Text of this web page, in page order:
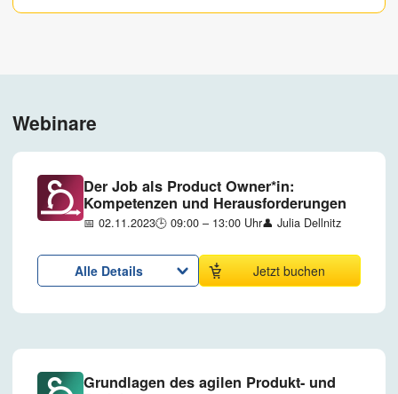
Webinare
Der Job als Product Owner*in:
Kompetenzen und Herausforderungen
📅 02.11.2023🕒 09:00 – 13:00 Uhr👤 Julia Dellnitz
Alle Details Jetzt buchen
Grundlagen des agilen Produkt- und